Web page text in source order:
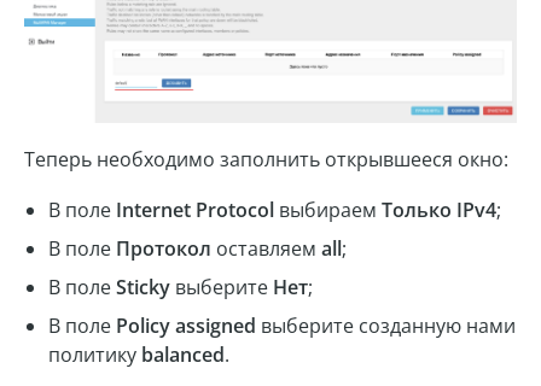
Теперь необходимо заполнить открывшееся окно:
В поле Internet Protocol выбираем Только IPv4;
В поле Протокол оставляем all;
В полеSticky выберите Нет;
В поле Policy assigned выберите созданную нами
политику balanced.